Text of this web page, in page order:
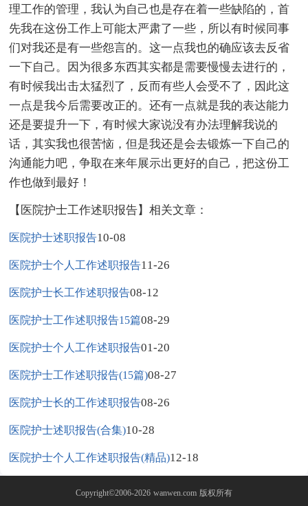
理工作的管理，我认为自己也是存在着一些缺陷的，首
先我在这份工作上可能太严肃了一些，所以有时候同事
们对我还是有一些怨言的。这一点我也的确应该去反省
一下自己。因为很多东西其实都是需要慢慢去进行的，
有时候我出击太猛烈了，反而有些人会受不了，因此这
一点是我今后需要改正的。还有一点就是我的表达能力
还是要提升一下，有时候大家说没有办法理解我说的
话，其实我也很苦恼，但是我还是会去锻炼一下自己的
沟通能力吧，争取在来年展示出更好的自己，把这份工
作也做到最好！
【医院护士工作述职报告】相关文章：
医院护士述职报告10-08
医院护士个人工作述职报告11-26
医院护士长工作述职报告08-12
医院护士工作述职报告15篇08-29
医院护士个人工作述职报告01-20
医院护士工作述职报告(15篇)08-27
医院护士长的工作述职报告08-26
医院护士述职报告(合集)10-28
医院护士个人工作述职报告(精品)12-18
Copyright©2006-2026 wanwen.com 版权所有